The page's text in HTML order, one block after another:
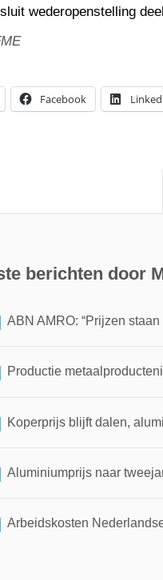
wederopenstelling
Facebook
berichten door
ABN AMRO: “Prijzen
Productie
Koperprijs blijft dalen,
Aluminiumprijs naar
Arbeidskosten